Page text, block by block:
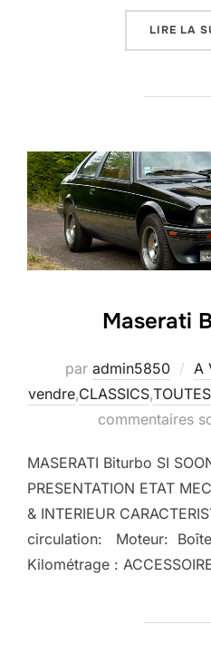
LIRE LA
Maserati
par admin5850 A
vendre,CLASSICS,TOUTES
commentaires
MASERATI Biturbo SI
PRESENTATION ETAT
& INTERIEUR
circulation: Moteur: Boîte
Kilométrage :